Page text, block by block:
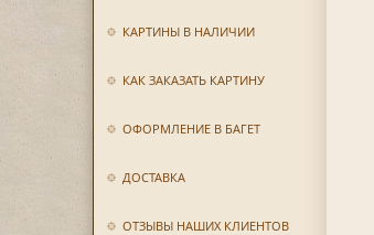
КАРТИНЫ В НАЛИЧИИ
КАК ЗАКАЗАТЬ КАРТИНУ
ОФОРМЛЕНИЕ В БАГЕТ
ДОСТАВКА
ОТЗЫВЫ НАШИХ КЛИЕНТОВ